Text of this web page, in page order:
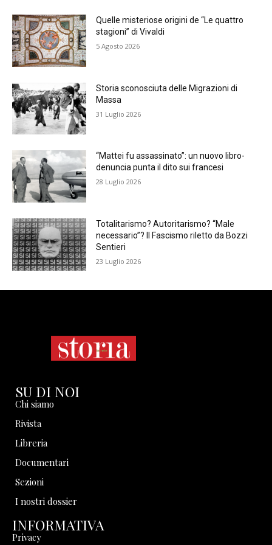
Quelle misteriose origini de “Le quattro
stagioni” di Vivaldi
5 Agosto 2026
Storia sconosciuta delle Migrazioni di
Massa
31 Luglio 2026
“Mattei fu assassinato”: un nuovo libro-
denuncia punta il dito sui francesi
28 Luglio 2026
Totalitarismo? Autoritarismo? “Male
necessario”? Il Fascismo riletto da Bozzi
Sentieri
23 Luglio 2026
SU DI NOI
Chi siamo
Rivista
Libreria
Documentari
Sezioni
I nostri dossier
INFORMATIVA
Privacy